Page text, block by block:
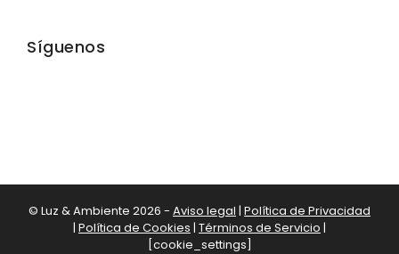
Síguenos
© Luz & Ambiente 2026 - Aviso legal | Política de Privacidad
| Política de Cookies | Términos de Servicio |
[cookie_settings]
438,70€
350,96
Añadir al